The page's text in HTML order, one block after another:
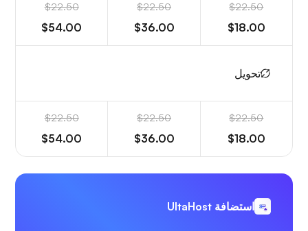
$22.50
$18.00
$22.50
$36.00
$22.50
$54.00
تحويل
$22.50
$18.00
$22.50
$36.00
$22.50
$54.00
استضافة UltaHost